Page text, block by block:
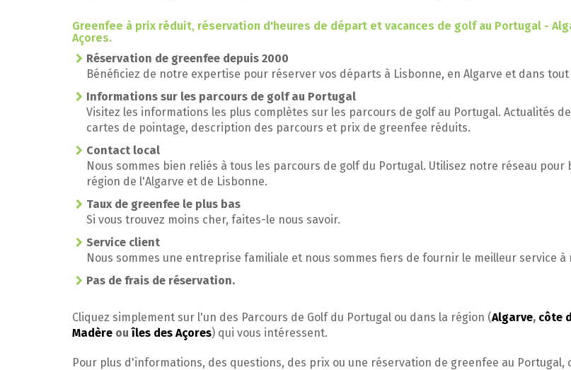
Greenfee à prix réduit, réservation d'heures de départ et vacances de golf au Portugal -
Açores.
Réservation de greenfee depuis 2000
Bénéficiez de notre expertise pour réserver vos départs à Lisbonne, en Algarve et dans tout
Informations sur les parcours de golf au Portugal
Visitez les informations les plus complètes sur les parcours de golf au Portugal. Actualités
cartes de pointage, description des parcours et prix de greenfee réduits.
Contact local
Nous sommes bien reliés à tous les parcours de golf du Portugal. Utilisez notre réseau
région de l'Algarve et de Lisbonne.
Taux de greenfee le plus bas
Si vous trouvez moins cher, faites-le nous savoir.
Service client
Nous sommes une entreprise familiale et nous sommes fiers de fournir le meilleur service à
Pas de frais de réservation.
Cliquez simplement sur l'un des Parcours de Golf du Portugal ou dans la région (Algarve, côte
Madère ouîles des Açores) qui vous intéressent.
Pour plus d'informations, des questions, des prix ou une réservation de greenfee au Portugal,